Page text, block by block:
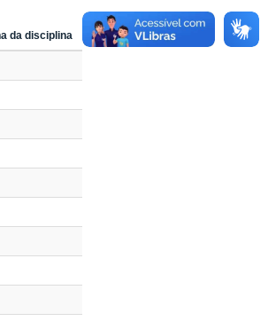
da disciplina